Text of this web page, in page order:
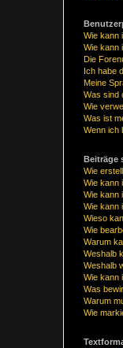
Wie kann
Wie kann
Die
Ich habe
Meine
Was sind
Wie
Was ist
Wenn ich
Beiträge
Wie
Wie kann
Wie kann
Wie kann
Wieso
Wie
Warum
Weshalb
Weshalb
Wie kann
Was
Warum
Wie